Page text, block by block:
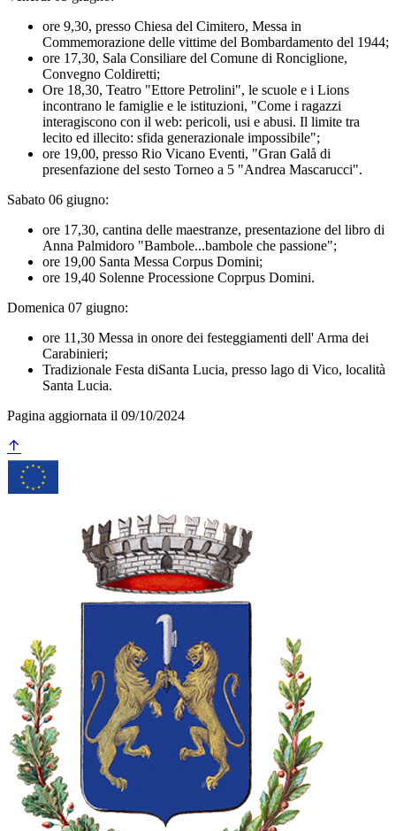
ore 9,30, presso Chiesa del Cimitero, Messa in
Commemorazione delle vittime del Bombardamento del 1944;
ore 17,30, Sala Consiliare del Comune di Ronciglione,
Convegno Coldiretti;
Ore 18,30, Teatro "Ettore Petrolini", le scuole e i Lions
incontrano le famiglie e le istituzioni, "Come i ragazzi
interagiscono con il web: pericoli, usi e abusi. Il limite tra
lecito ed illecito: sfida generazionale impossibile";
ore 19,00, presso Rio Vicano Eventi, "Gran Galå di
presenfazione del sesto Torneo a 5 "Andrea Mascarucci".
Sabato 06 giugno:
ore 17,30, cantina delle maestranze, presentazione del libro di
Anna Palmidoro "Bambole...bambole che passione";
ore 19,00 Santa Messa Corpus Domini;
ore 19,40 Solenne Processione Coprpus Domini.
Domenica 07 giugno:
ore 11,30 Messa in onore dei festeggiamenti dell' Arma dei
Carabinieri;
Tradizionale Festa diSanta Lucia, presso lago di Vico, località
Santa Lucia.
Pagina aggiornata il 09/10/2024